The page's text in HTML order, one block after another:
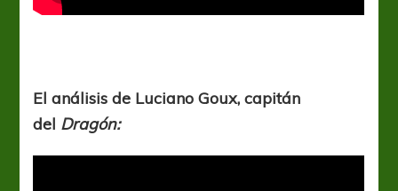
El análisis de Luciano Goux, capitán
del Dragón: